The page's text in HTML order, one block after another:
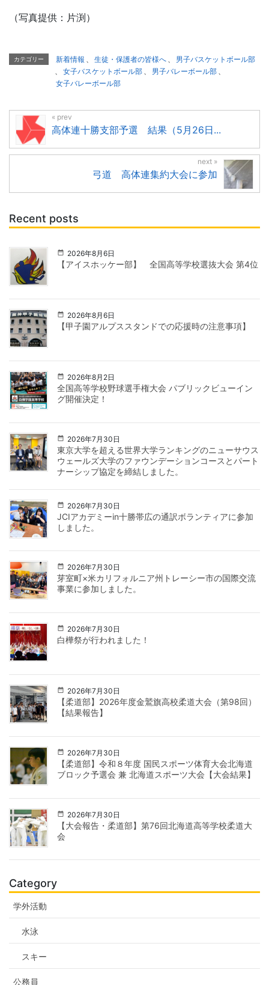
（写真提供：片渕）
カテゴリー 新着情報 、 生徒・保護者の皆様へ 、
男子バスケットボール部
、
女子バスケットボール部 、 男子バレーボール部 、
女子バレーボール部
高体連十勝支部予選 結果（5月26日...
弓道 高体連集約大会に参加
Recent posts
2026年8月6日
【アイスホッケー部】 全国高等学校選抜大会 第4位
2026年8月6日
【甲子園アルプススタンドでの応援時の注意事項】
2026年8月2日
全国高等学校野球選手権大会 パブリックビューイン
グ開催決定！
2026年7月30日
東京大学を超える世界大学ランキングのニューサウス
ウェールズ大学のファウンデーションコースとパート
ナーシップ協定を締結しました。
2026年7月30日
JCIアカデミーin十勝帯広の通訳ボランティアに参加
しました。
2026年7月30日
芽室町×米カリフォルニア州トレーシー市の国際交流
事業に参加しました。
2026年7月30日
白樺祭が行われました！
2026年7月30日
【柔道部】2026年度金鷲旗高校柔道大会（第98回）
【結果報告】
2026年7月30日
【柔道部】令和８年度 国民スポーツ体育大会北海道
ブロック予選会 兼 北海道スポーツ大会【大会結果】
2026年7月30日
【大会報告・柔道部】第76回北海道高等学校柔道大
会
Category
学外活動
水泳
スキー
公務員